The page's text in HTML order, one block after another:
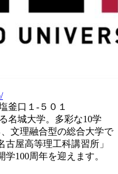
釜口１-５０１
名城大学。多彩な10学
文理融合型の総合大学で
古屋高等理工科講習所」
100周年を迎えます。